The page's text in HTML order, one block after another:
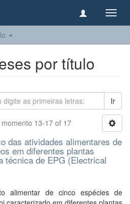
por título
Ir
13-17 of 17
das atividades alimentares de
em diferentes plantas
técnica de EPG (Electrical
alimentar de cinco espécies de